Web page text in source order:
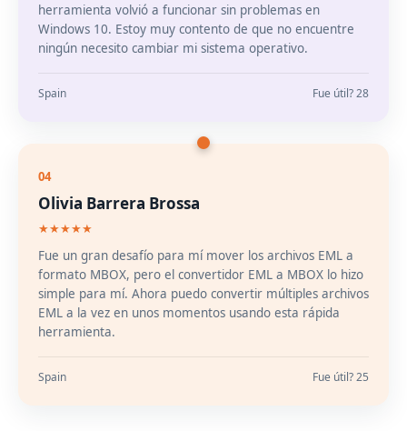
herramienta volvió a funcionar sin problemas en
Windows 10. Estoy muy contento de que no encuentre
ningún necesito cambiar mi sistema operativo.
Spain Fue útil? 28
04
Olivia Barrera Brossa
★★★★★
Fue un gran desafío para mí mover los archivos EML a
formato MBOX, pero el convertidor EML a MBOX lo hizo
simple para mí. Ahora puedo convertir múltiples archivos
EML a la vez en unos momentos usando esta rápida
herramienta.
Spain Fue útil? 25